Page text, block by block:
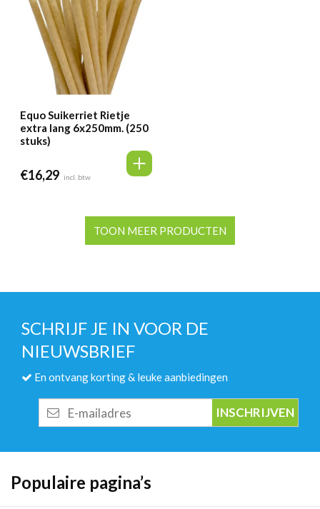
Equo Suikerriet Rietje
extra lang 6x250mm. (250
stuks)
€16,29 incl. btw
TOON MEER PRODUCTEN
SCHRIJF JE IN VOOR DE
NIEUWSBRIEF
En ontvang korting & leuke aanbiedingen
mailadres
Populaire pagina’s